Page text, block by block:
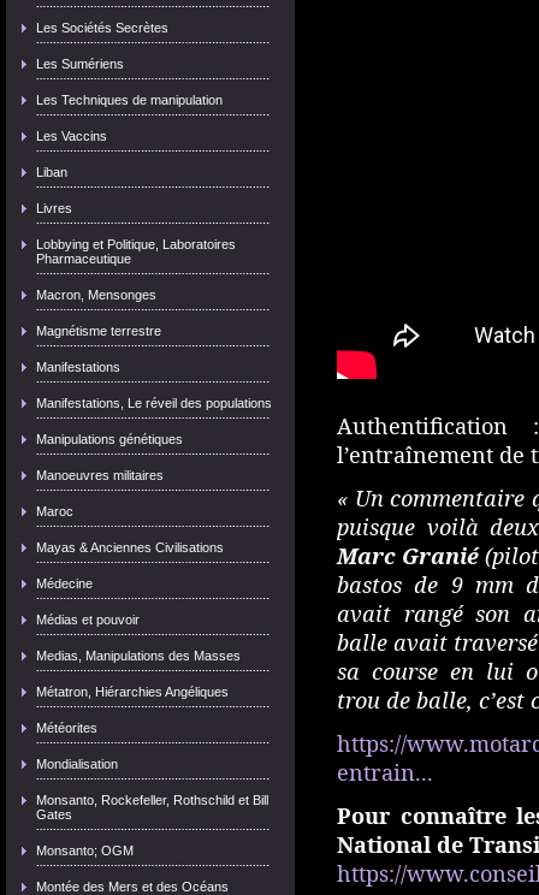
Les Sociétés Secrètes
Les Sumériens
Les Techniques de manipulation
Les Vaccins
Liban
Livres
Lobbying et Politique, Laboratoires
Pharmaceutique
Macron, Mensonges
Magnétisme terrestre
Manifestations
Manifestations, Le réveil des populations
Manipulations génétiques
Manoeuvres militaires
Maroc
Mayas & Anciennes Civilisations
Médecine
Médias et pouvoir
Medias, Manipulations des Masses
Métatron, Hiérarchies Angéliques
Météorites
Mondialisation
Monsanto, Rockefeller, Rothschild et Bill
Gates
Monsanto; OGM
Montée des Mers et des Océans
l’entraînement de
« Un commentaire
puisque voilà
Marc Granié
bastos de 9 mm
avait rangé son
balle avait
sa course en lui
trou de balle, c’est
https://
entrain...
Pour connaître
National de
https://